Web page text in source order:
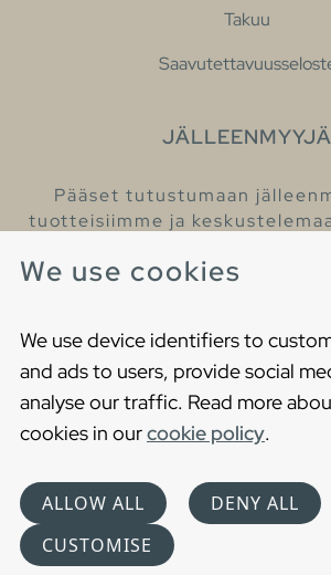
We use cookies
We use device identifiers to
and ads to users, provide social
analyse our traffic. Read more
cookies in ourcookie policy.
ALLOW ALL
DENY ALL
CUSTOMISE
Takuu
JÄLLEENMYYJÄ
Pääset tutustumaan
tuotteisiimme ja
Cookies
Privacy
Choose language